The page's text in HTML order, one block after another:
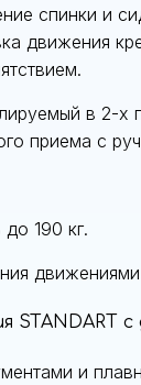
спинки и
движения
в 2-х
приема с
190 кг.
движениями
STANDART
и